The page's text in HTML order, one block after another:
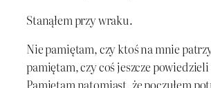
Stanąłem przy wraku.
Nie pamiętam, czy ktoś na mnie
pamiętam, czy coś jeszcze
Pamiętam natomiast, że poczułem